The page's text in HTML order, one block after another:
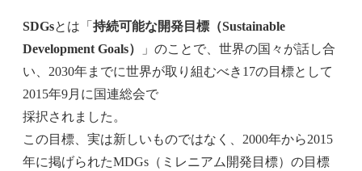
SDGsとは「 持続可能な開発目標（Sustainable
Development Goals）
」のことで、世界の国々が話し合
い、2030年までに世界が取り組むべき17の目標として
2015年9月に国連総会で
採択されました。
この目標、実は新しいものではなく、2000年から2015
年に掲げられたMDGs（ミレニアム開発目標）の目標